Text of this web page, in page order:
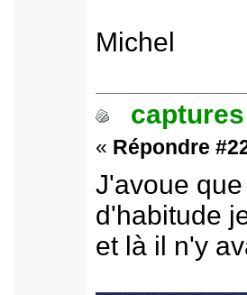
Michel
« Répondre
J'avoue
d'habitude
et là il n'y